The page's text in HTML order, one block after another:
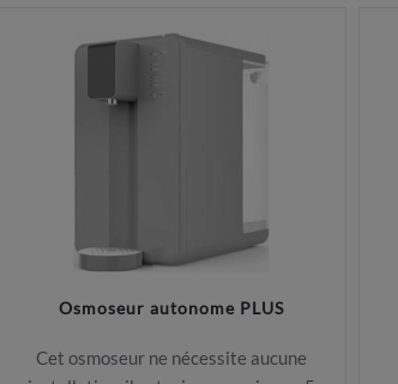
Osmoseur autonome PLUS
Cet osmoseur ne nécessite aucune